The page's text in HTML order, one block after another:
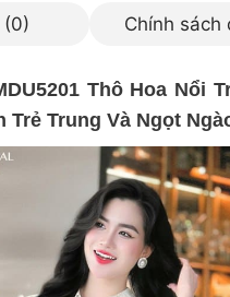
Chính sách
Thô Hoa Nổi
Trẻ Trung Và Ngọt